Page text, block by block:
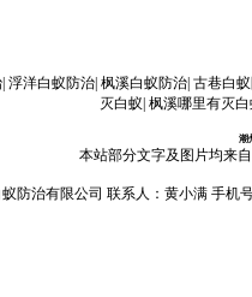
| 浮洋白蚁防治| 枫溪白蚁防治| 古巷白
灭白蚁 枫溪哪里有灭白
潮
本站部分文字及图片均来
防治有限公司 联系人：黄小满 手机